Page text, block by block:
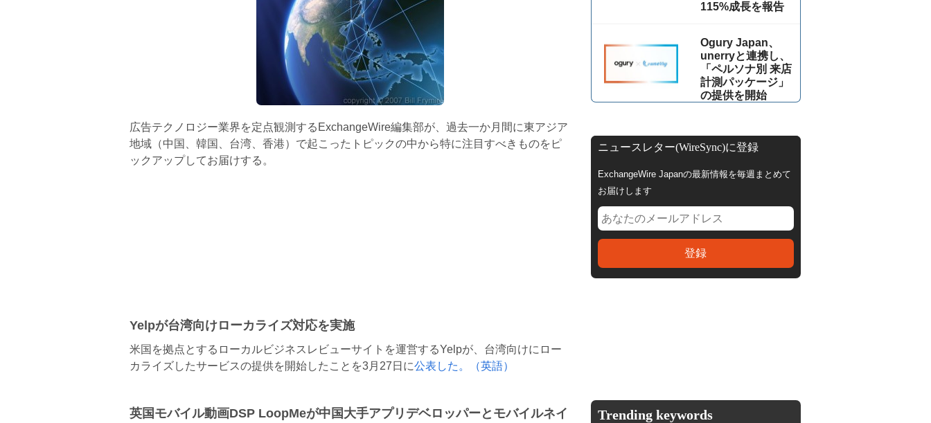
広告テクノロジー業界を定点観測するExchangeWire編集部が、過去一か月間に東アジア
地域（中国、韓国、台湾、香港）で起こったトピックの中から特に注目すべきものをピ
ックアップしてお届けする。
Yelpが台湾向けローカライズ対応を実施
米国を拠点とするローカルビジネスレビューサイトを運営するYelpが、台湾向けにロー
カライズしたサービスの提供を開始したことを3月27日に公表した。（英語）
英国モバイル動画DSP LoopMeが中国大手アプリデベロッパーとモバイルネイ
115%成⻑を報告
Ogury Japan、
unerryと連携し、
「ペルソナ別 来店
計測パッケージ」
の提供を開始
ニュースレター(WireSync)に登録
ExchangeWire Japanの最新情報を毎週まとめて
お届けします
Trending keywords